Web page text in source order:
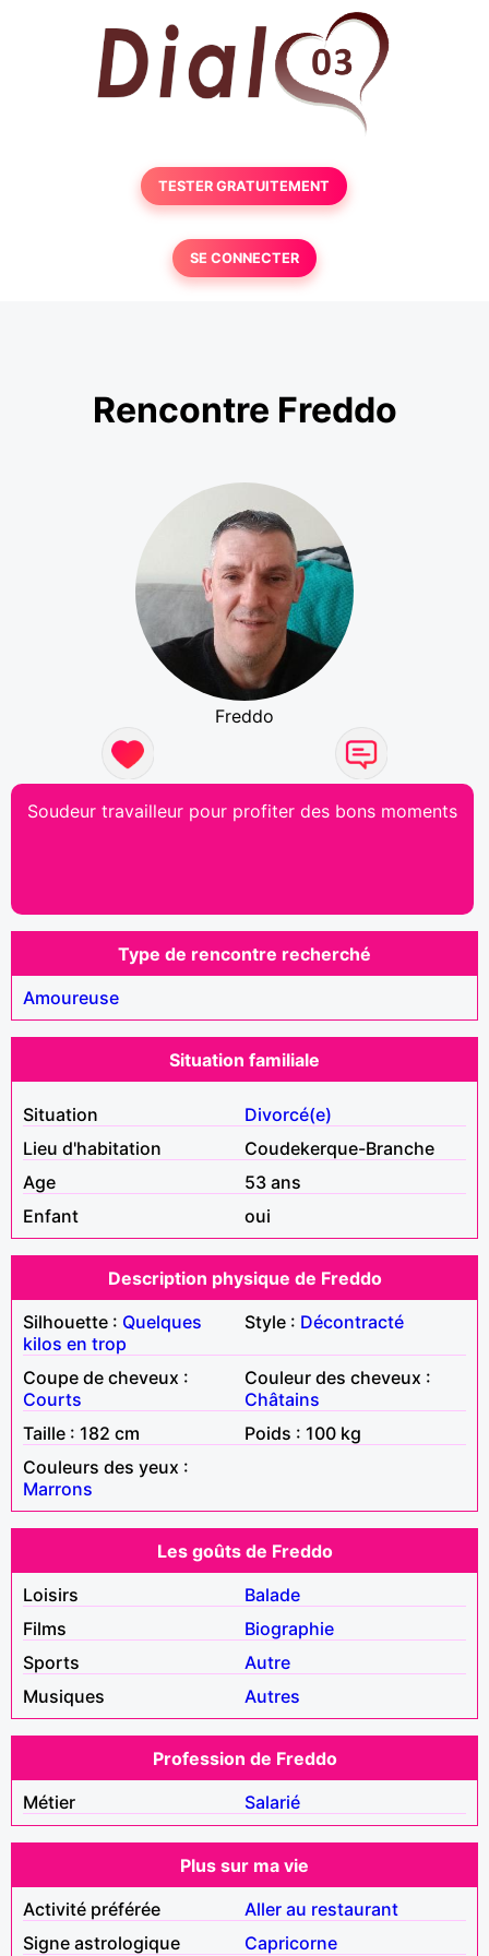
TESTER GRATUITEMENT
SE CONNECTER
Rencontre Freddo
Freddo
Soudeur travailleur pour profiter des bons moments
Type de rencontre recherché
Amoureuse
Situation familiale
Situation
Divorcé(e)
Lieu d'habitation
Coudekerque-Branche
Age
53 ans
Enfant
oui
Description physique de Freddo
Silhouette : Quelques
kilos en trop
Style : Décontracté
Coupe de cheveux :
Courts
Couleur des cheveux :
Châtains
Taille : 182 cm
Poids : 100 kg
Couleurs des yeux :
Marrons
Les goûts de Freddo
Loisirs
Balade
Films
Biographie
Sports
Autre
Musiques
Autres
Profession de Freddo
Métier
Salarié
Plus sur ma vie
Activité préférée
Aller au restaurant
Signe astrologique
Capricorne